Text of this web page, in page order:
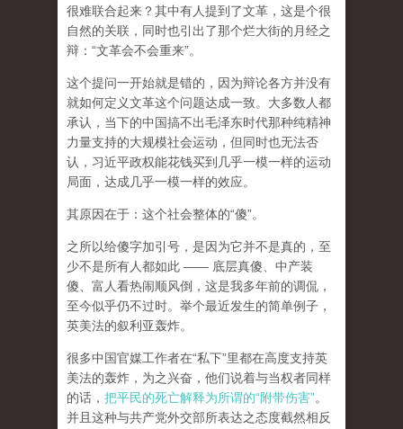
很难联合起来？其中有人提到了文革，这是个很
自然的关联，同时也引出了那个烂大街的月经之
辩：“文革会不会重来”。
这个提问一开始就是错的，因为辩论各方并没有
就如何定义文革这个问题达成一致。大多数人都
承认，当下的中国搞不出毛泽东时代那种纯精神
力量支持的大规模社会运动，但同时也无法否
认，习近平政权能花钱买到几乎一模一样的运动
局面，达成几乎一模一样的效应。
其原因在于：这个社会整体的“傻”。
之所以给傻字加引号，是因为它并不是真的，至
少不是所有人都如此 —— 底层真傻、中产装
傻、富人看热闹顺风倒，这是我多年前的调侃，
至今似乎仍不过时。举个最近发生的简单例子，
英美法的叙利亚轰炸。
很多中国官媒工作者在“私下”里都在高度支持英
美法的轰炸，为之兴奋，他们说着与当权者同样
的话， 把平民的死亡解释为所谓的“附带伤害”。
并且这种与共产党外交部所表达之态度截然相反